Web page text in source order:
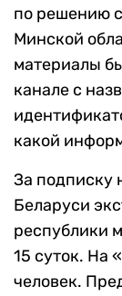
по решению
Минской
материалы
канале с
какой
За подписку
Беларуси
республики
15 суток. На
человек.